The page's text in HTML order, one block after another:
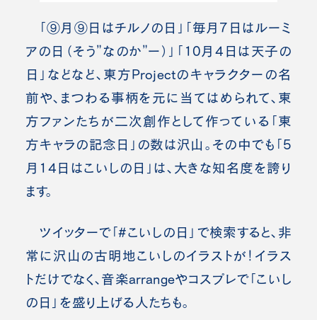
「⑨月⑨日はチルノの日」「毎月7日はルーミ
アの日（そう”なのか”ー）」「10月4日は天子の
日」などなど、東方Projectのキャラクターの名
前や、まつわる事柄を元に当てはめられて、東
方ファンたちが二次創作として作っている「東
方キャラの記念日」の数は沢山。その中でも「5
月14日はこいしの日」は、大きな知名度を誇り
ます。
ツイッターで「#こいしの日」で検索すると、非
常に沢山の古明地こいしのイラストが！イラス
トだけでなく、音楽arrangeやコスプレで「こいし
の日」を盛り上げる人たちも。